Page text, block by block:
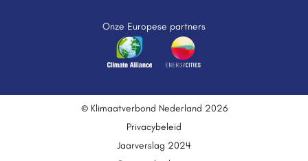
Onze Europese partners
© Klimaatverbond Nederland 2026
Privacybeleid
Jaarverslag 2024